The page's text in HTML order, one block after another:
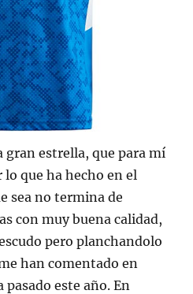
gran estrella, que para mí
lo que ha hecho en el
sea no termina de
con muy buena calidad,
pero planchandolo
han comentado en
este año. En